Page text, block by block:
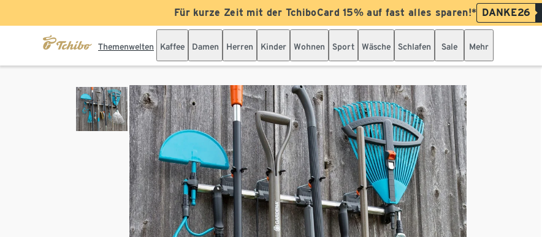
Für kurze Zeit mit der TchiboCard 15% auf fast alles sparen!* DANKE26
Themenwelten Kaffee Damen Herren Kinder Wohnen Sport Wäsche Schlafen Sale Mehr